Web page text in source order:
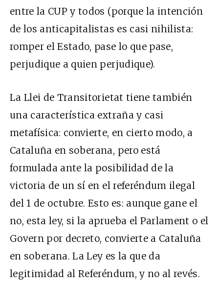
entre la CUP y todos (porque la intención
de los anticapitalistas es casi nihilista:
romper el Estado, pase lo que pase,
perjudique a quien perjudique).
La Llei de Transitorietat tiene también
una característica extraña y casi
metafísica: convierte, en cierto modo, a
Cataluña en soberana, pero está
formulada ante la posibilidad de la
victoria de un sí en el referéndum ilegal
del 1 de octubre. Esto es: aunque gane el
no, esta ley, si la aprueba el Parlament o el
Govern por decreto, convierte a Cataluña
en soberana. La Ley es la que da
legitimidad al Referéndum, y no al revés.